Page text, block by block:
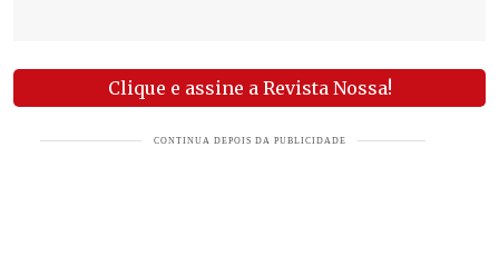
Clique e assine a Revista Nossa!